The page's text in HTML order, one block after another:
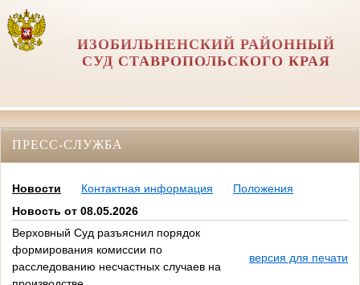
ИЗОБИЛЬНЕНСКИЙ РАЙОННЫЙ
СУД СТАВРОПОЛЬСКОГО КРАЯ
ПРЕСС-СЛУЖБА
Новости Контактная информация
Положения
Новость от 08.05.2026
Верховный Суд разъяснил порядок
формирования комиссии по
расследованию несчастных случаев на
версия для печати